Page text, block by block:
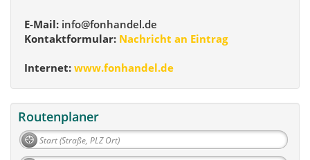
E-Mail: info@fonhandel.de
Kontaktformular: Nachricht an Eintrag
Internet: www.fonhandel.de
Routenplaner